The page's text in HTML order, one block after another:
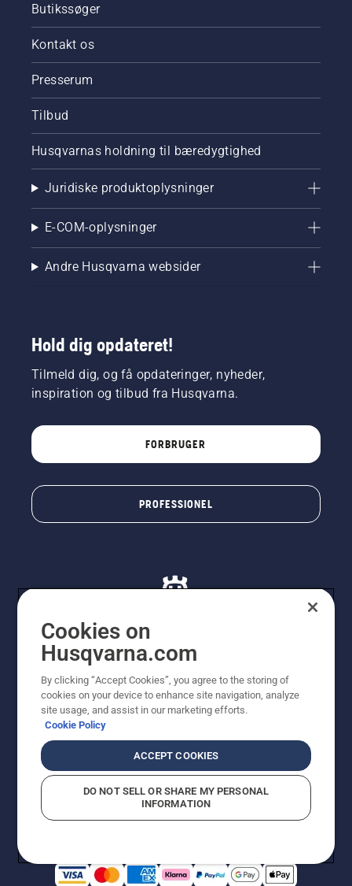
Butikssøger
Kontakt os
Presserum
Tilbud
Husqvarnas holdning til bæredygtighed
Juridiske produktoplysninger
E-COM-oplysninger
Andre Husqvarna websider
Hold dig opdateret!
Tilmeld dig, og få opdateringer, nyheder,
inspiration og tilbud fra Husqvarna.
FORBRUGER
PROFESSIONEL
viste priser er vejledende udsalgspriser. Der tages
forbehold for stave- og trykfejl samt prisændringer. Vi
stræber efter at have så nøjagtige oplysningerne på
dette websted som muligt. Alle anførte priser er
vejledende udsalgspriser (inkl. moms), medmindre
CookiepolitikAnvendelsesvilkår
Bekendtgørelse vedr. beskyttelse af personlige oplysninger
Rapporter formodede overtrædelser
Cookies on
Husqvarna.com
By clicking “Accept Cookies”, you agree to the storing of
cookies on your device to enhance site navigation, analyze
site usage, and assist in our marketing efforts.
Cookie Policy
ACCEPT COOKIES
DO NOT SELL OR SHARE MY PERSONAL
INFORMATION